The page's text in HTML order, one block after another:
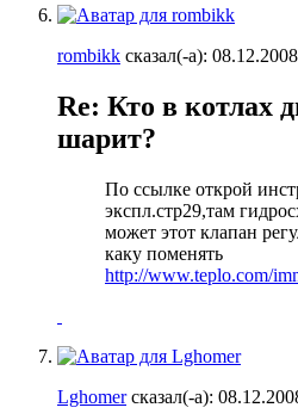
rombikk сказал(-а): 08.12.2008
Re: Кто в котлах
шарит?
По ссылке открой
экспл.стр29,там
может этот клапан
каку поменять
http://www.teplo.com/
Lghomerсказал(-а):